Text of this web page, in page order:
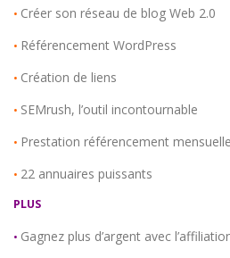
• Créer son réseau de blog Web 2.0
• Référencement WordPress
• Création de liens
• SEMrush, l’outil incontournable
• Prestation référencement mensuelle
• 22 annuaires puissants
PLUS
• Gagnez plus d’argent avec